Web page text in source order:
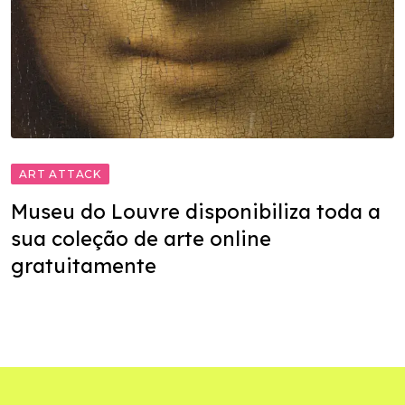
ART ATTACK
Museu do Louvre disponibiliza toda a
sua coleção de arte online
gratuitamente